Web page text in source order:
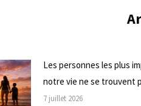
Les personnes les plus
notre vie ne se trouvent
7 juillet 2026